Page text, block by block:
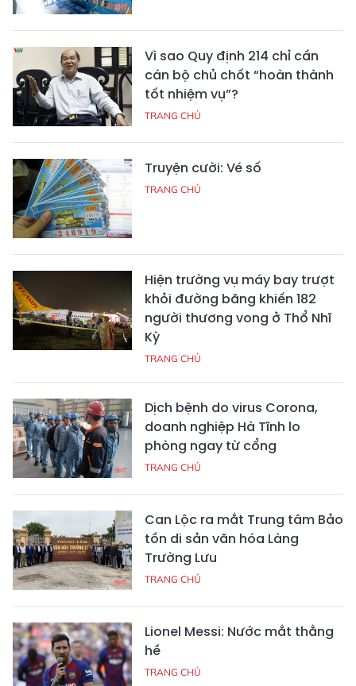
Vì sao Quy định 214 chỉ cần
cán bộ chủ chốt “hoàn thành
tốt nhiệm vụ”?
TRANG CHỦ
Truyện cười: Vé số
TRANG CHỦ
Hiện trường vụ máy bay trượt
khỏi đường băng khiến 182
người thương vong ở Thổ Nhĩ
Kỳ
TRANG CHỦ
Dịch bệnh do virus Corona,
doanh nghiệp Hà Tĩnh lo
phòng ngay từ cổng
TRANG CHỦ
Can Lộc ra mắt Trung tâm Bảo
tồn di sản văn hóa Làng
Trường Lưu
TRANG CHỦ
Lionel Messi: Nước mắt thằng
hề
TRANG CHỦ